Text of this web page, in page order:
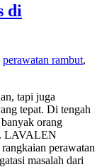
di
perawatan rambut,
tapi juga
tepat. Di tengah
orang
LAVALEN
rangkaian perawatan
masalah dari